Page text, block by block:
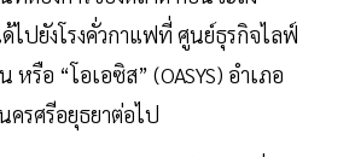
ปยังโรงคั่วกาแฟที่ ศูนย์ธุรกิจไลฟ์
หรือ “โอเอซิส” (OASYS) อำเภอ
ครศรีอยุธยาต่อไป